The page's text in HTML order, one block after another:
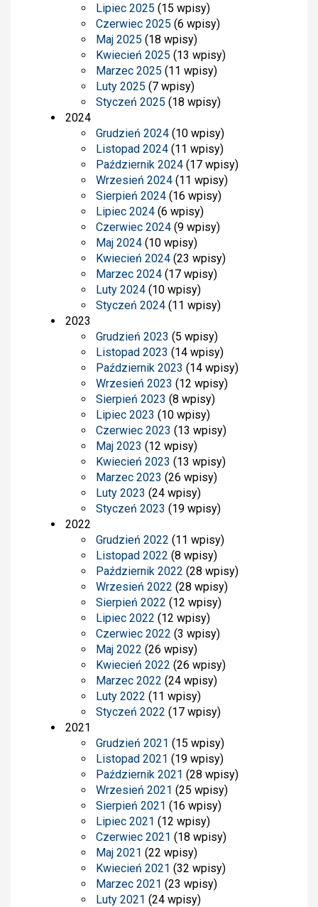
Lipiec 2025 (15 wpisy)
Czerwiec 2025 (6 wpisy)
Maj 2025 (18 wpisy)
Kwiecień 2025 (13 wpisy)
Marzec 2025 (11 wpisy)
Luty 2025 (7 wpisy)
Styczeń 2025 (18 wpisy)
2024
Grudzień 2024 (10 wpisy)
Listopad 2024 (11 wpisy)
Październik 2024 (17 wpisy)
Wrzesień 2024 (11 wpisy)
Sierpień 2024 (16 wpisy)
Lipiec 2024 (6 wpisy)
Czerwiec 2024 (9 wpisy)
Maj 2024 (10 wpisy)
Kwiecień 2024 (23 wpisy)
Marzec 2024 (17 wpisy)
Luty 2024 (10 wpisy)
Styczeń 2024 (11 wpisy)
2023
Grudzień 2023 (5 wpisy)
Listopad 2023 (14 wpisy)
Październik 2023 (14 wpisy)
Wrzesień 2023 (12 wpisy)
Sierpień 2023 (8 wpisy)
Lipiec 2023 (10 wpisy)
Czerwiec 2023 (13 wpisy)
Maj 2023 (12 wpisy)
Kwiecień 2023 (13 wpisy)
Marzec 2023 (26 wpisy)
Luty 2023 (24 wpisy)
Styczeń 2023 (19 wpisy)
2022
Grudzień 2022 (11 wpisy)
Listopad 2022 (8 wpisy)
Październik 2022 (28 wpisy)
Wrzesień 2022 (28 wpisy)
Sierpień 2022 (12 wpisy)
Lipiec 2022 (12 wpisy)
Czerwiec 2022 (3 wpisy)
Maj 2022 (26 wpisy)
Kwiecień 2022 (26 wpisy)
Marzec 2022 (24 wpisy)
Luty 2022 (11 wpisy)
Styczeń 2022 (17 wpisy)
2021
Grudzień 2021 (15 wpisy)
Listopad 2021 (19 wpisy)
Październik 2021 (28 wpisy)
Wrzesień 2021 (25 wpisy)
Sierpień 2021 (16 wpisy)
Lipiec 2021 (12 wpisy)
Czerwiec 2021 (18 wpisy)
Maj 2021 (22 wpisy)
Kwiecień 2021 (32 wpisy)
Marzec 2021 (23 wpisy)
Luty 2021 (24 wpisy)